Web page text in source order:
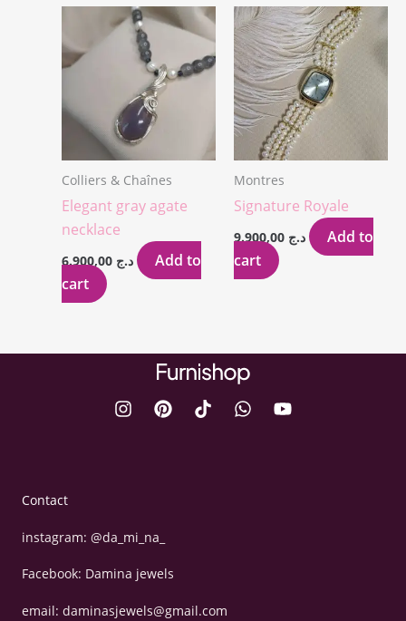
Colliers & Chaînes
Elegant gray agate
necklace
د.ج
Add to
cart
Montres
Signature Royale
د.ج
Add to
cart
Contact
instagram: @da_mi_na_
Facebook: Damina jewels
email: daminasjewels@gmail.com